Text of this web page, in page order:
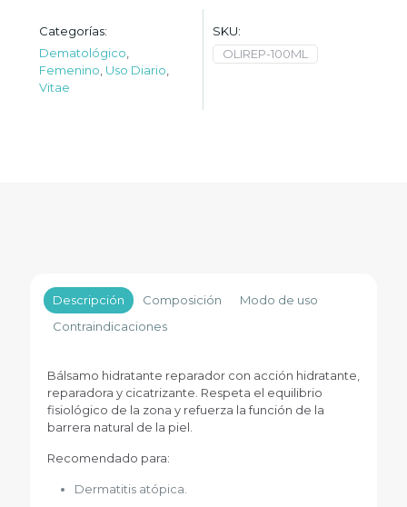
Categorías:
Dematológico
Femenino Uso Diario
Vitae
SKU:
OLIREP-100ML
Descripción Composición
Modo de uso
Contraindicaciones
Bálsamo hidratante reparador con acción hidratante,
reparadora y cicatrizante. Respeta el equilibrio
fisiológico de la zona y refuerza la función de la
barrera natural de la piel.
Recomendado para:
Dermatitis atópica.